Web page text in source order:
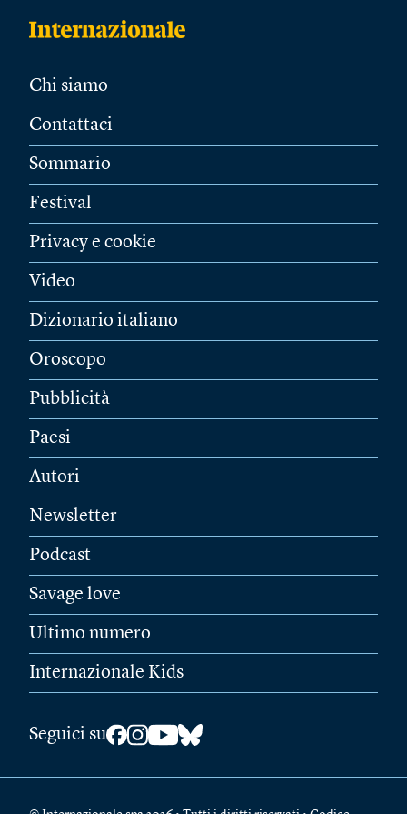
Chi siamo
Contattaci
Sommario
Festival
Privacy e cookie
Video
Dizionario italiano
Oroscopo
Pubblicità
Paesi
Autori
Newsletter
Podcast
Savage love
Ultimo numero
Internazionale Kids
Seguici su